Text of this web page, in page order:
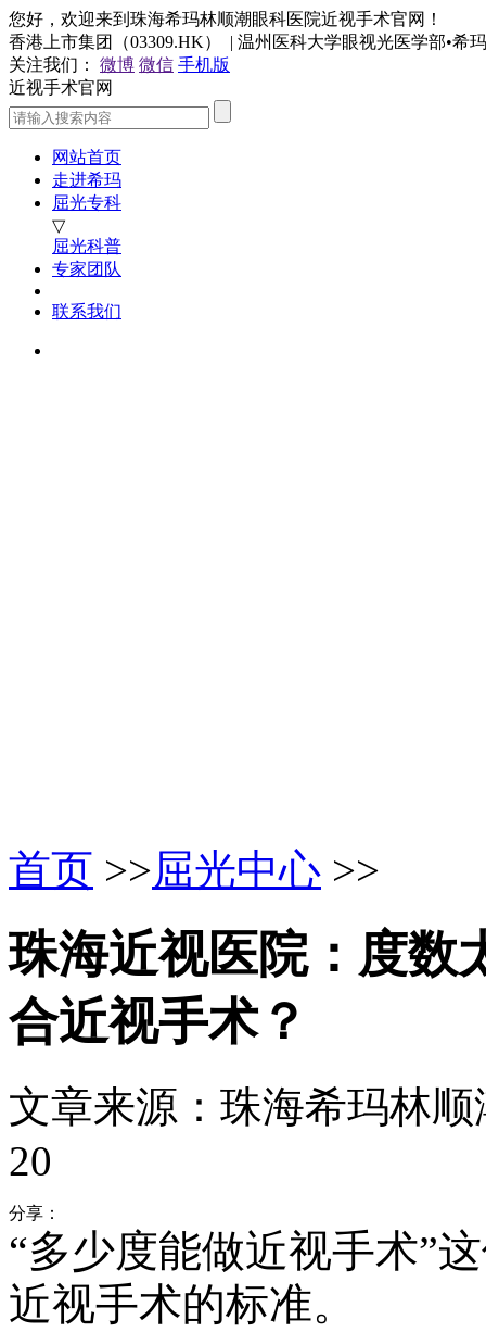
您好，欢迎来到珠海希玛林顺潮眼科医院近视手术官网！
香港上市集团（03309.HK） | 温州医科大学眼视光医学部•希
关注我们：
微博 微信 手机版
近视手术官网
网站首页
走进希玛
屈光专科
▽
屈光科普
专家团队
联系我们
首页 >>屈光中心 >>
珠海近视医院：度数
合近视手术？
文章来源：珠海希玛林
20
分享：
“多少度能做近视手术”
近视手术的标准。